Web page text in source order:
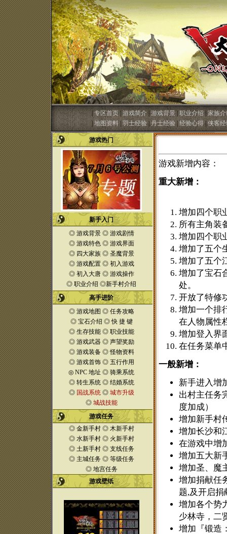
|专区首页 游戏简介|游戏背景 职业介绍|家族
|地图资料 |羽士经验|丹士经验 经验心得| 侠客
游戏热门
新手入门
◎ 游戏背景 ◎ 游戏剧情
◎ 游戏特色 ◎ 游戏界面
◎四大家族◎ 圣魔背景
◎ 游戏配置◎ 初入游戏
◎ 初入大唐◎ 游戏操作
◎ 职业介绍 ◎新手村介绍
高手进阶
◎ 游戏地图 ◎ 任务攻略
◎ 宝石介绍 ◎快 捷 键
◎ 生存技能◎ 职业技能
◎ 游戏武器◎ 声望奖励
◎ 游戏装备◎怪物资料
◎ 游戏首饰◎ 五行作用
◎ NPC 地址 ◎ 骑乘系统
◎ 转生系统 ◎ 结婚系统
◎国战系统 ◎ 城市升级
◎ 城战技能
游戏任务
◎ 金新手村◎ 木新手村
◎ 水新手村◎ 火新手村
◎ 土新手村 ◎ 支线任务
◎ 主城任务◎ 等级任务
◎ 地宫任务
游戏壁纸
游戏新增内容：
重大新增：
增加四个职
所有主角装
增加四个职
增加了五个
增加了五个
增加了宝石
处。
开放了特修
增加一个排
在人物属性
增加登入界
在任务菜单
一般新增：
新手进入增
出村主任务
度加成）
增加新手村
增加长沙和
在游戏中增
增加五大新
增加圣、魔
增加捐献任
题,及开启捐
增加各个势
少林寺，二
增加『锻造